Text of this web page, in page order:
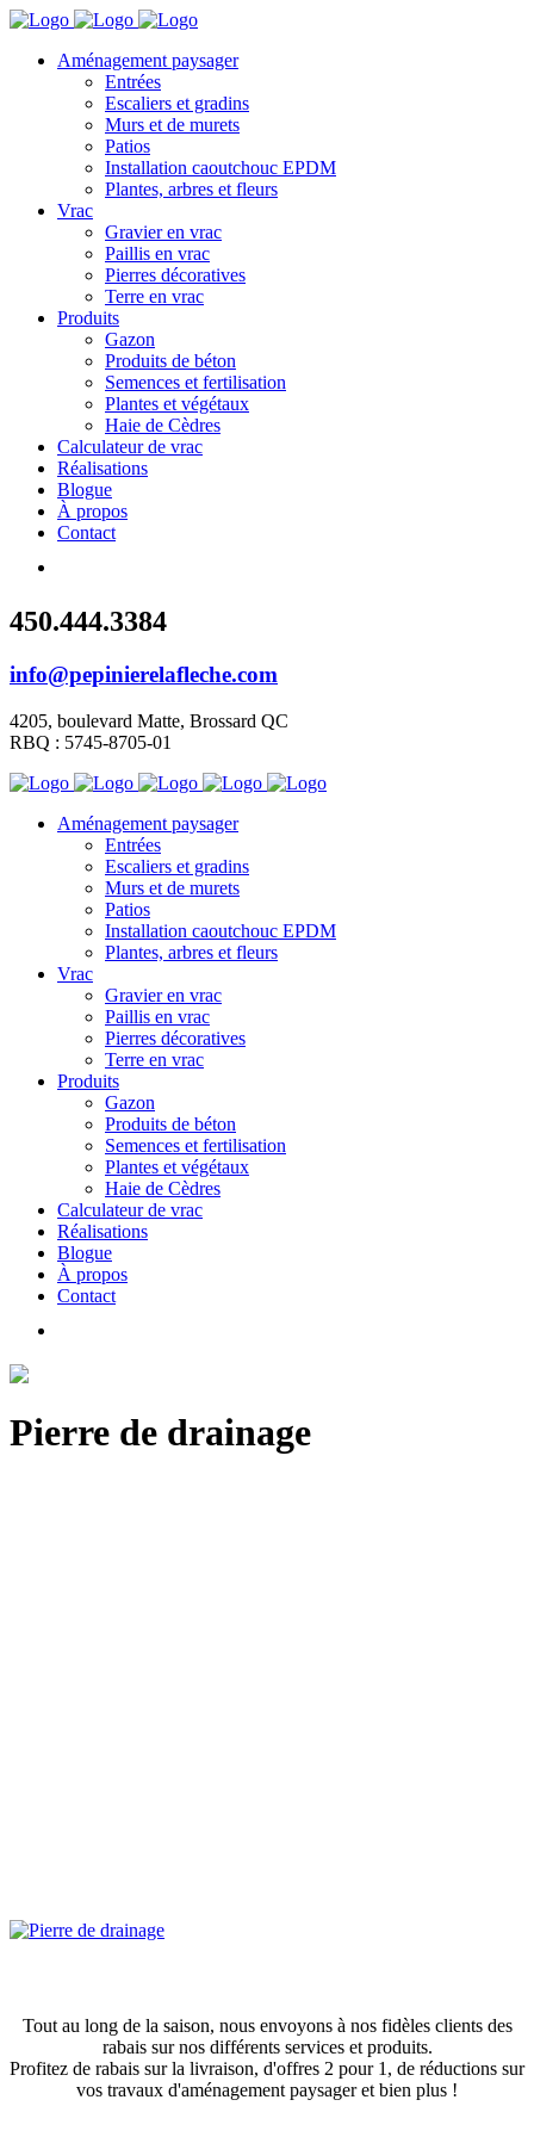
Aménagement paysager
Entrées
Escaliers et gradins
Murs et de murets
Patios
Installation caoutchouc EPDM
Plantes, arbres et fleurs
Vrac
Gravier en vrac
Paillis en vrac
Pierres décoratives
Terre en vrac
Produits
Gazon
Produits de béton
Semences et fertilisation
Plantes et végétaux
Haie de Cèdres
Calculateur de vrac
Réalisations
Blogue
À propos
Contact
450.444.3384
info@pepinierelafleche.com
4205, boulevard Matte, Brossard QC
RBQ : 5745-8705-01
Aménagement paysager
Entrées
Escaliers et gradins
Murs et de murets
Patios
Installation caoutchouc EPDM
Plantes, arbres et fleurs
Vrac
Gravier en vrac
Paillis en vrac
Pierres décoratives
Terre en vrac
Produits
Gazon
Produits de béton
Semences et fertilisation
Plantes et végétaux
Haie de Cèdres
Calculateur de vrac
Réalisations
Blogue
À propos
Contact
Pierre de drainage
Tout au long de la saison, nous envoyons à nos fidèles clients des
rabais sur nos différents services et produits.
Profitez de rabais sur la livraison, d'offres 2 pour 1, de réductions sur
vos travaux d'aménagement paysager et bien plus !